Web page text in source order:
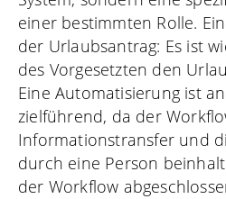
einer bestimmten Rolle.
der Urlaubsantrag: Es ist
des Vorgesetzten den
Eine Automatisierung ist
zielführend, da der
Informationstransfer und
durch eine Person
der Workflow